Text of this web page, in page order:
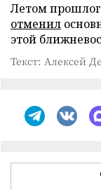
Летом
отменил
этой
Текст: Алексей